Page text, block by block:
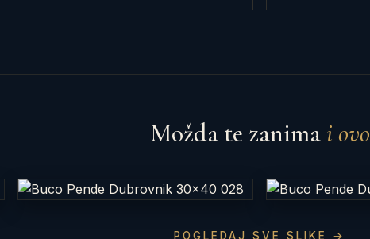
Možda te zanima i ovo
POGLEDAJ SVE SLIKE →